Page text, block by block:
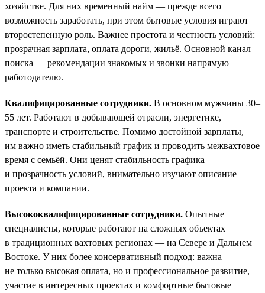
хозяйстве. Для них временный найм — прежде всего
возможность заработать, при этом бытовые условия играют
второстепенную роль. Важнее простота и честность условий:
прозрачная зарплата, оплата дороги, жильё. Основной канал
поиска — рекомендации знакомых и звонки напрямую
работодателю.
Квалифицированные сотрудники. В основном мужчины 30–
55 лет. Работают в добывающей отрасли, энергетике,
транспорте и строительстве. Помимо достойной зарплаты,
им важно иметь стабильный график и проводить межвахтовое
время с семьёй. Они ценят стабильность графика
и прозрачность условий, внимательно изучают описание
проекта и компании.
Высококвалифицированные сотрудники. Опытные
специалисты, которые работают на сложных объектах
в традиционных вахтовых регионах — на Севере и Дальнем
Востоке. У них более консервативный подход: важна
не только высокая оплата, но и профессиональное развитие,
участие в интересных проектах и комфортные бытовые